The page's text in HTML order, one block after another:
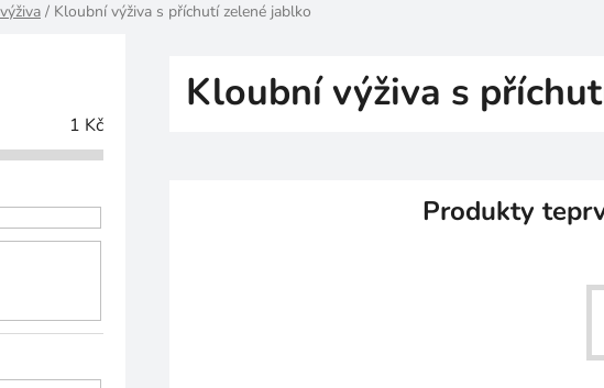
/ Kloubní výživa s příchutí zelené jablko
1 Kč
Kloubní výživa s
Produkty